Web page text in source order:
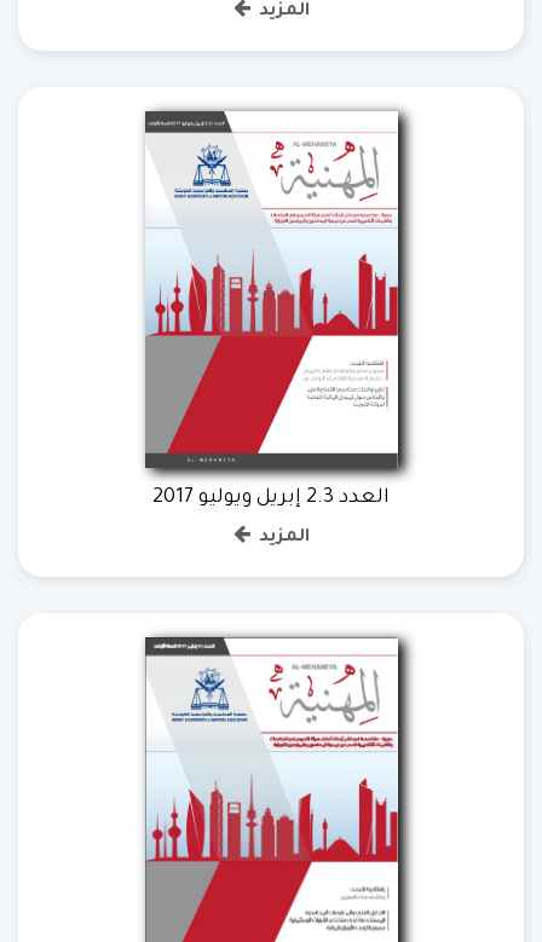
المزيد
العدد 2.3 إبريل ويوليو 2017
المزيد